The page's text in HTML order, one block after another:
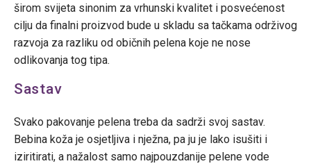
širom svijeta sinonim za vrhunski kvalitet i posvećenost
cilju da finalni proizvod bude u skladu sa tačkama održivog
razvoja za razliku od običnih pelena koje ne nose
odlikovanja tog tipa.
Sastav
Svako pakovanje pelena treba da sadrži svoj sastav.
Bebina koža je osjetljiva i nježna, pa ju je lako isušiti i
iziritirati, a nažalost samo najpouzdanije pelene vode